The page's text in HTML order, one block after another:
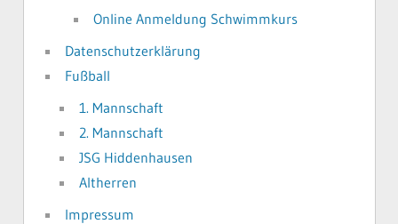
Online Anmeldung Schwimmkurs
Datenschutzerklärung
Fußball
1. Mannschaft
2. Mannschaft
JSG Hiddenhausen
Altherren
Impressum